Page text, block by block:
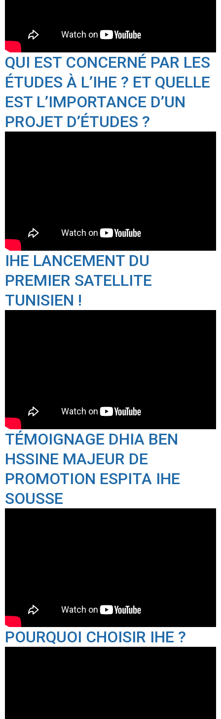
QUI EST CONCERNÉ PAR LES
ÉTUDES À L’IHE ? ET QUELLE
EST L’IMPORTANCE D’UN
PROJET D’ÉTUDES ?
IHE LANCEMENT DU
PREMIER SATELLITE
TUNISIEN !
TÉMOIGNAGE DHIA BEN
HSSINE MAJEUR DE
PROMOTION ESPITA IHE
SOUSSE
POURQUOI CHOISIR IHE ?